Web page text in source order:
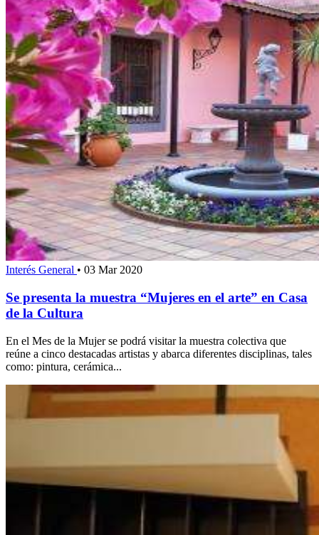
Interés General • 03 Mar 2020
Se presenta la muestra “Mujeres en el arte” en Casa
de la Cultura
En el Mes de la Mujer se podrá visitar la muestra colectiva que
reúne a cinco destacadas artistas y abarca diferentes disciplinas, tales
como: pintura, cerámica...